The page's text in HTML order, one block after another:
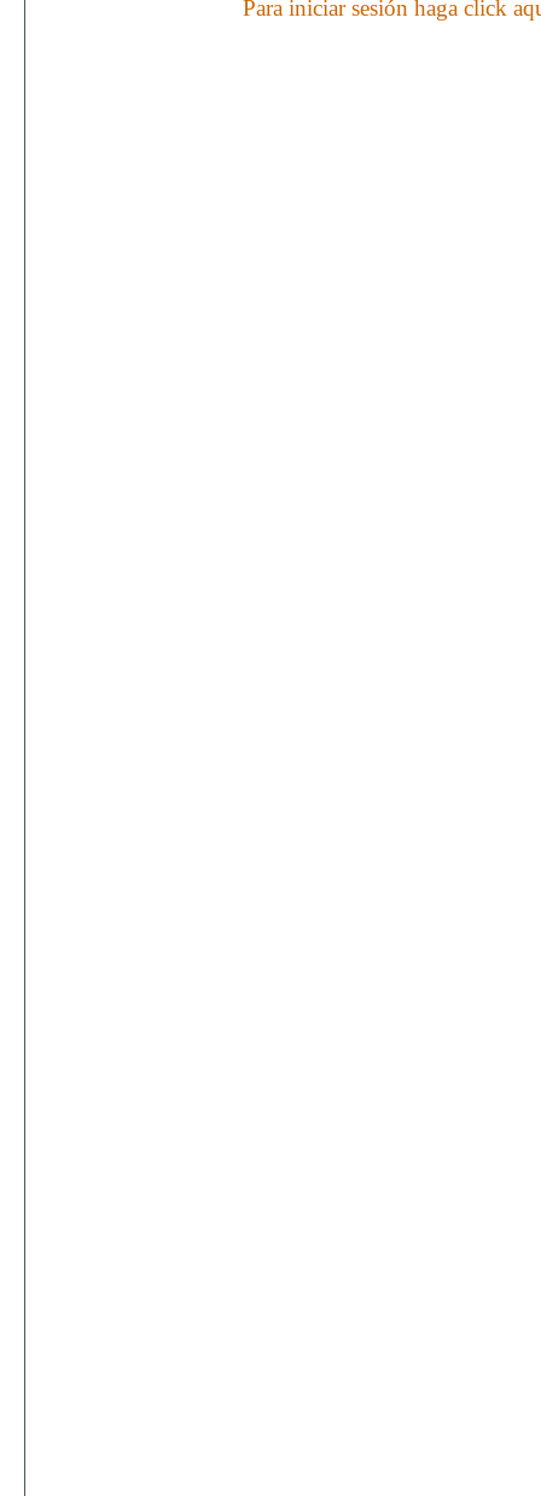
Para iniciar sesión haga click